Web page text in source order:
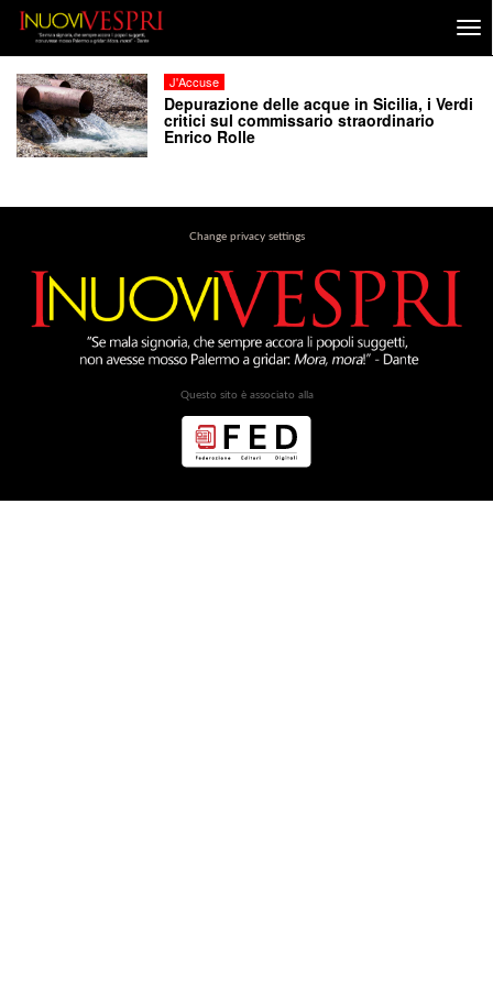
J'Accuse
Depurazione delle acque in Sicilia, i Verdi
critici sul commissario straordinario
Enrico Rolle
Change privacy settings
Questo sito è associato alla